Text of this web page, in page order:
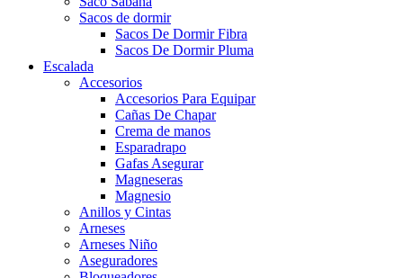
Sacos de dormir
Sacos De Dormir Fibra
Sacos De Dormir Pluma
Escalada
Accesorios
Accesorios Para Equipar
Cañas De Chapar
Crema de manos
Esparadrapo
Gafas Asegurar
Magneseras
Magnesio
Anillos y Cintas
Arneses
Arneses Niño
Aseguradores